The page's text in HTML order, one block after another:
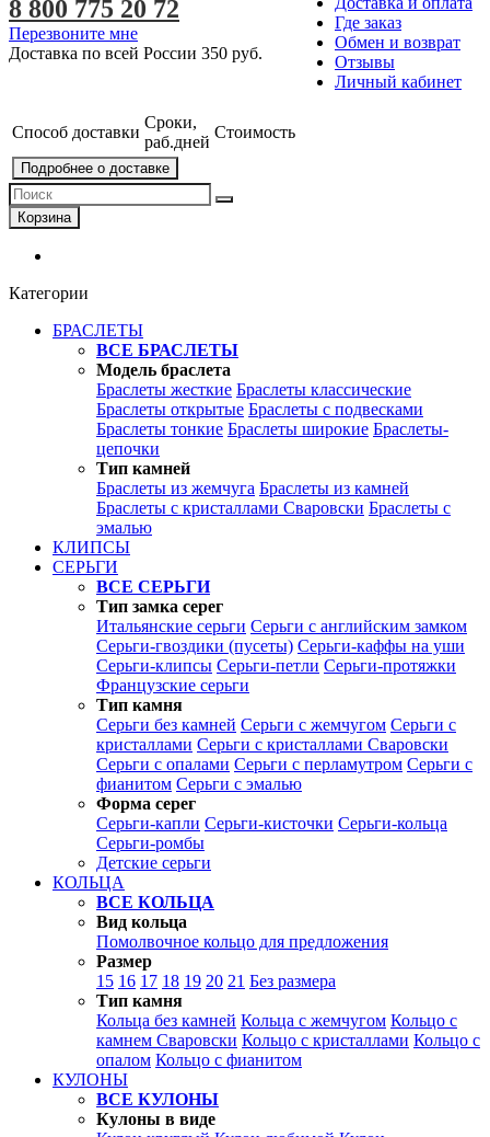
Где заказ
Обмен и возврат
Отзывы
Личный кабинет
8 800 775 20 72
Перезвоните мне
Доставка по всей России 350 руб.
Способ доставки
Сроки,
раб.дней
Стоимость
Подробнее о доставке
Корзина
Категории
БРАСЛЕТЫ
ВСЕ БРАСЛЕТЫ
Модель браслета
Браслеты жесткие Браслеты классические
Браслеты открытые Браслеты с подвесками
Браслеты тонкие Браслеты широкие Браслеты-
цепочки
Тип камней
Браслеты из жемчуга Браслеты из камней
Браслеты с кристаллами Сваровски Браслеты с
эмалью
КЛИПСЫ
СЕРЬГИ
ВСЕ СЕРЬГИ
Тип замка серег
Итальянские серьги Серьги с английским замком
Серьги-гвоздики (пусеты) Серьги-каффы на уши
Серьги-клипсы Серьги-петли Серьги-протяжки
Французские серьги
Тип камня
Серьги без камней Серьги с жемчугом Серьги с
кристаллами Серьги с кристаллами Сваровски
Серьги с опалами Серьги с перламутром Серьги с
фианитом Серьги с эмалью
Форма серег
Серьги-капли Серьги-кисточки Серьги-кольца
Серьги-ромбы
Детские серьги
КОЛЬЦА
ВСЕ КОЛЬЦА
Вид кольца
Помолвочное кольцо для предложения
Размер
15 16 17 18 19 20 21 Без размера
Тип камня
Кольца без камней Кольца с жемчугом Кольцо с
камнем Сваровски Кольцо с кристаллами Кольцо с
опалом Кольцо с фианитом
КУЛОНЫ
ВСЕ КУЛОНЫ
Кулоны в виде